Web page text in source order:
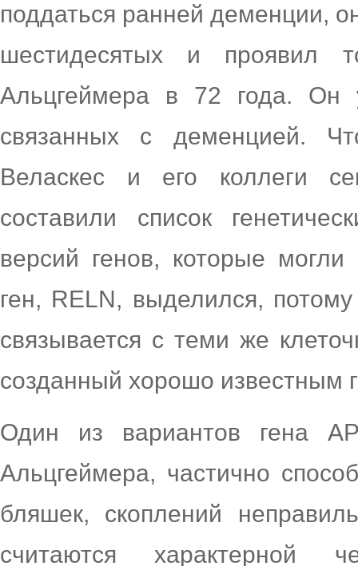
поддаться ранней деменции,
шестидесятых и проявил
Альцгеймера в 72 года.
связанных с деменцией.
Веласкес и его коллеги
составили список
версий генов, которые
ген, RELN, выделился,
связывается с теми же
созданный хорошо известным
Один из вариантов гена
Альцгеймера, частично
бляшек, скоплений
считаются характерной